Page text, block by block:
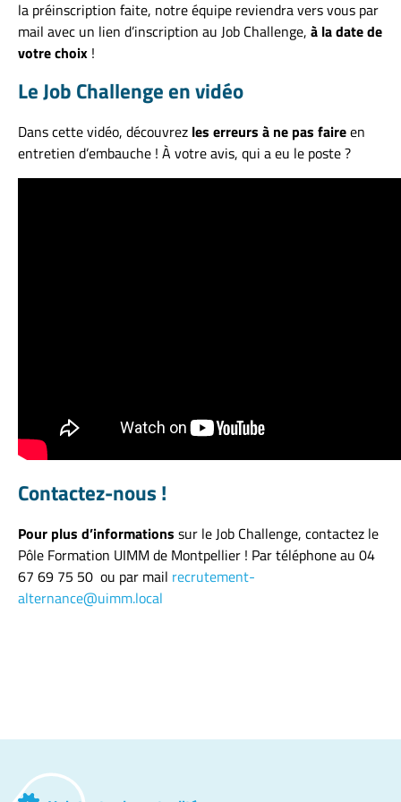
la préinscription faite, notre équipe reviendra vers vous par
mail avec un lien d’inscription au Job Challenge, à la date de
votre choix !
Le Job Challenge en vidéo
Dans cette vidéo, découvrez les erreurs à ne pas faireen
entretien d’embauche ! À votre avis, qui a eu le poste ?
Contactez-nous !
Pour plus d’informations sur le Job Challenge, contactez le
Pôle Formation UIMM de Montpellier ! Par téléphone au 04
67 69 75 50 ou par mail recrutement-
alternance@uimm.local